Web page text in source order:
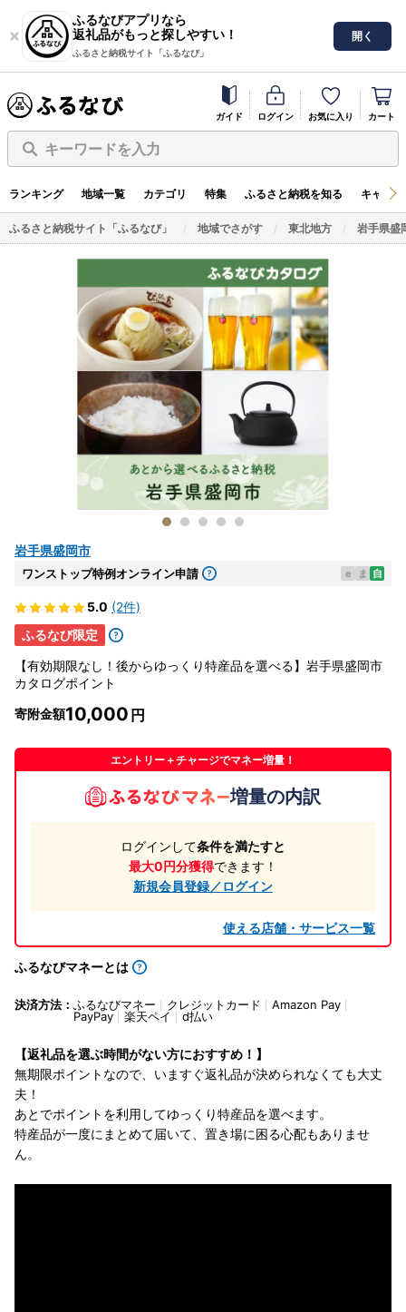
ふるなびアプリなら
返礼品がもっと探しやすい！
ふるさと納税サイト「ふるなび」
開く
ガイド ログイン お気に入り カート
キーワードを入力
ランキング 地域一覧 カテゴリ 特集 ふるさと納税を知る キャン
ふるさと納税サイト「ふるなび」 地域でさがす 東北地方 岩手県盛
岩手県盛岡市
ワンストップ特例オンライン申請 e ま 自
5.0 (2件)
ふるなび限定
【有効期限なし！後からゆっくり特産品を選べる】岩手県盛岡市
カタログポイント
寄附金額10,000
エントリー＋チャージでマネー増量！
増量の内訳
ログインして条件を満たすと
最大0円分獲得できます！
新規会員登録／ログイン
使える店舗・サービス一覧
ふるなびマネーとは
決済方法： ふるなびマネー クレジットカード
Amazon Pay
PayPay
楽天ペイ d払い
【返礼品を選ぶ時間がない方におすすめ！】
無期限ポイントなので、いますぐ返礼品が決められなくても大丈
夫！
あとでポイントを利用してゆっくり特産品を選べます。
特産品が一度にまとめて届いて、置き場に困る心配もありませ
ん。